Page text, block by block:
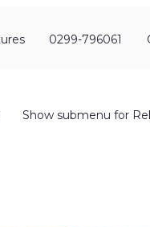
0299-796061
Show submenu for